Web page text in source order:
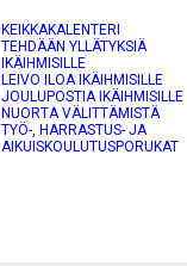
KEIKKAKALENTERI
TEHDÄÄN YLLÄTYKSIÄ
IKÄIHMISILLE
LEIVO ILOA IKÄIHMISILLE
JOULUPOSTIA IKÄIHMISILLE
NUORTA VÄLITTÄMISTÄ
TYÖ-, HARRASTUS- JA
AIKUISKOULUTUSPORUKAT